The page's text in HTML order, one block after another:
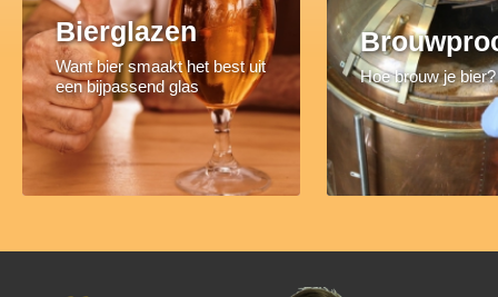
Bierglazen
Want bier smaakt het best uit
een bijpassend glas
Hoe brouw je bier?